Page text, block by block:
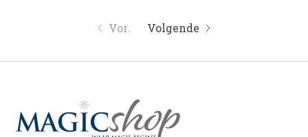
Vor. Volgende